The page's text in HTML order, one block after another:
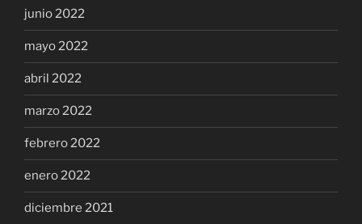
junio 2022
mayo 2022
abril 2022
marzo 2022
febrero 2022
enero 2022
diciembre 2021